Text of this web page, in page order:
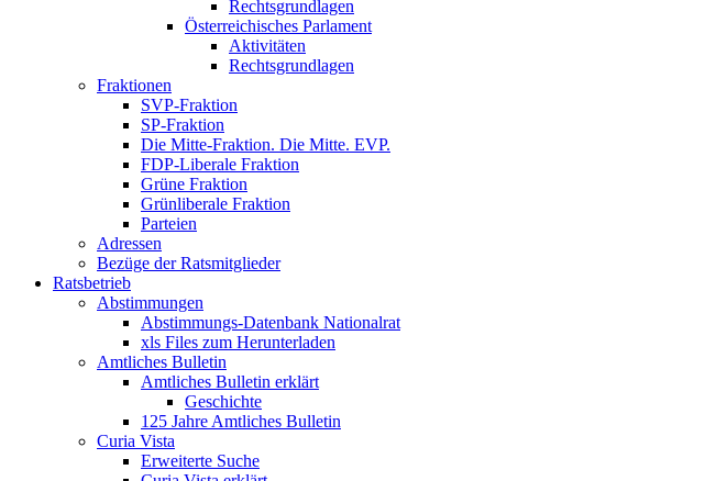
Rechtsgrundlagen
Österreichisches Parlament
Aktivitäten
Rechtsgrundlagen
Fraktionen
SVP-Fraktion
SP-Fraktion
Die Mitte-Fraktion. Die Mitte. EVP.
FDP-Liberale Fraktion
Grüne Fraktion
Grünliberale Fraktion
Parteien
Adressen
Bezüge der Ratsmitglieder
Ratsbetrieb
Abstimmungen
Abstimmungs-Datenbank Nationalrat
xls Files zum Herunterladen
Amtliches Bulletin
Amtliches Bulletin erklärt
Geschichte
125 Jahre Amtliches Bulletin
Curia Vista
Erweiterte Suche